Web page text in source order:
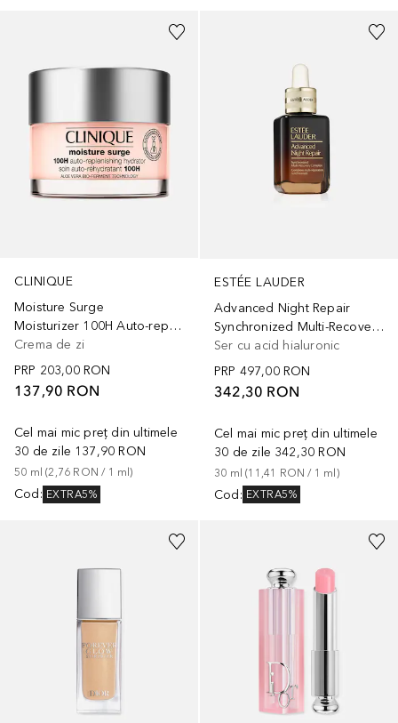
CLINIQUE
Moisture Surge
Moisturizer 100H Auto-replenishing Hydrator
Crema de zi
PRP 203,00 RON
137,90 RON
Cel mai mic preț din ultimele
30 de zile 137,90 RON
50 ml (2,76 RON / 1 ml)
Cod : EXTRA5%
ESTÉE LAUDER
Advanced Night Repair
Synchronized Multi-Recovery Complex
Ser cu acid hialuronic
PRP 497,00 RON
342,30 RON
Cel mai mic preț din ultimele
30 de zile 342,30 RON
30 ml (11,41 RON / 1 ml )
Cod : EXTRA5%
+7 +4